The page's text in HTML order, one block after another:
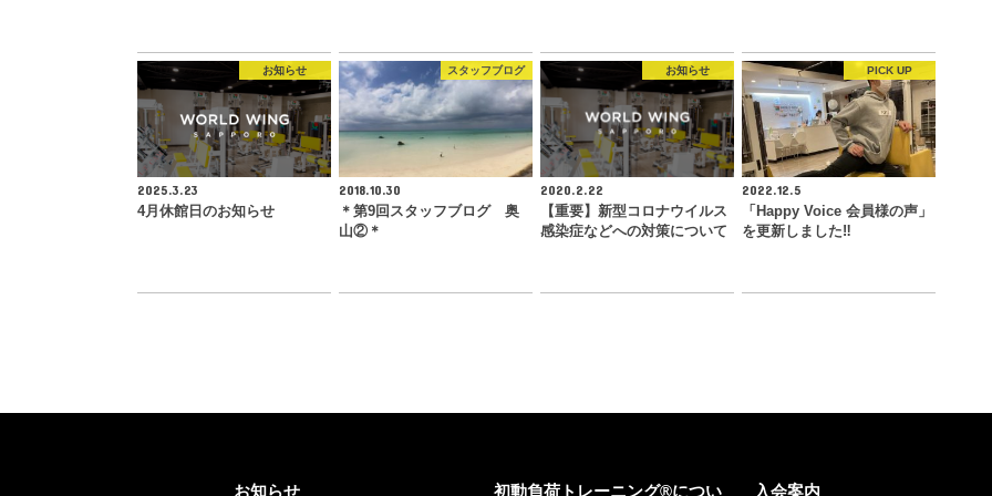
お知らせ
2025.3.23
4月休館日のお知らせ
スタッフブログ
2018.10.30
＊第9回スタッフブログ 奥
山②＊
お知らせ
2020.2.22
【重要】新型コロナウイルス
感染症などへの対策について
PICK UP
2022.12.5
「Happy Voice 会員様の声」
を更新しました‼︎
お知らせ 初動負荷トレーニング®につい 入会案内